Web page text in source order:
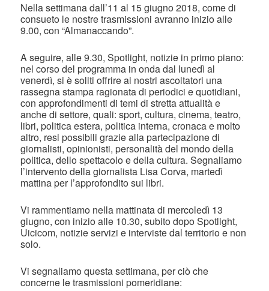
Nella settimana dall’11 al 15 giugno 2018, come di
consueto le nostre trasmissioni avranno inizio alle
9.00, con “Almanaccando”.
A seguire, alle 9.30, Spotlight, notizie in primo piano:
nel corso del programma in onda dal lunedì al
venerdì, si è soliti offrire ai nostri ascoltatori una
rassegna stampa ragionata di periodici e quotidiani,
con approfondimenti di temi di stretta attualità e
anche di settore, quali: sport, cultura, cinema, teatro,
libri, politica estera, politica interna, cronaca e molto
altro, resi possibili grazie alla partecipazione di
giornalisti, opinionisti, personalità del mondo della
politica, dello spettacolo e della cultura. Segnaliamo
l’intervento della giornalista Lisa Corva, martedì
mattina per l’approfondito sui libri.
Vi rammentiamo nella mattinata di mercoledì 13
giugno, con inizio alle 10.30, subito dopo Spotlight,
Uicicom, notizie servizi e interviste dal territorio e non
solo.
Vi segnaliamo questa settimana, per ciò che
concerne le trasmissioni pomeridiane: